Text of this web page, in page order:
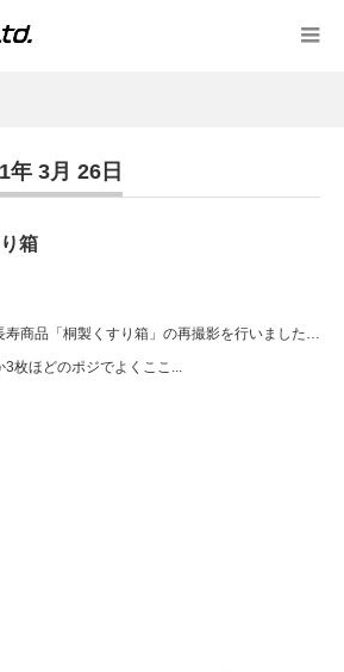
年 3月 26日
箱
寿商品「桐製くすり箱」の再撮影を行いました…
枚ほどのポジでよくここ...